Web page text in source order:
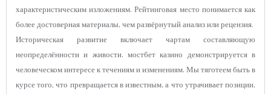
характеристическим изложениям. Рейтинговая место понимается как
более достоверная материалы, чем развёрнутый анализ или рецензия.
Историческая развитие включает чартам составляющую
неопределённости и живости. мостбет казино демонстрируется в
человеческом интересе к течениям и изменениям. Мы тяготеем быть в
курсе того, что превращается в известным, а что утрачивает позиции,